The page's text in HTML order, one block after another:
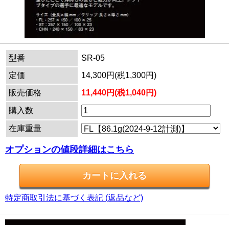
型番
SR-05
定価
14,300円(税1,300円)
販売価格
11,440円(税1,040円)
購入数
在庫重量
オプションの値段詳細はこちら
特定商取引法に基づく表記 (返品など)